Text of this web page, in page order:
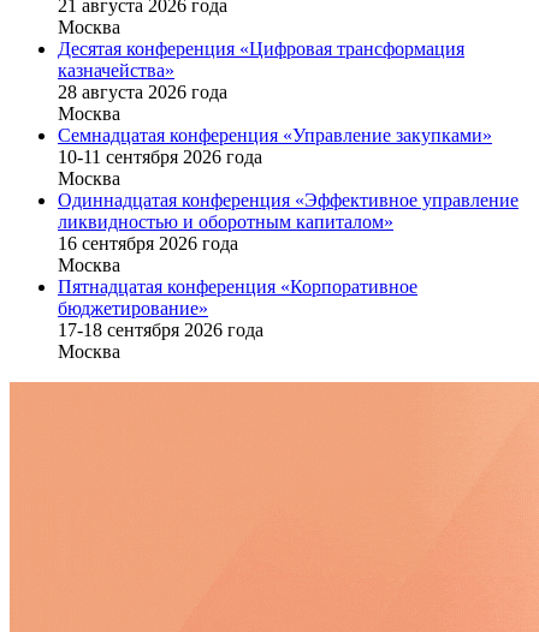
21 августа 2026 года
Москва
Десятая конференция «Цифровая трансформация
казначейства»
28 августа 2026 года
Москва
Семнадцатая конференция «Управление закупками»
10-11 сентября 2026 года
Москва
Одиннадцатая конференция «Эффективное управление
ликвидностью и оборотным капиталом»
16 cентября 2026 года
Москва
Пятнадцатая конференция «Корпоративное
бюджетирование»
17-18 сентября 2026 года
Москва